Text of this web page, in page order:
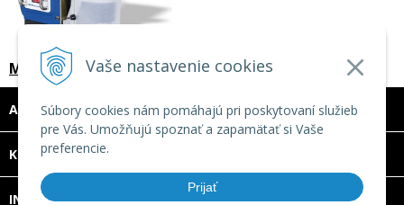
Vaše nastavenie cookies
Súbory cookies nám pomáhajú pri poskytovaní služieb
pre Vás. Umožňujú spoznať a zapamätať si Vaše
preferencie.
Prijať
Magnetická vŕtačka Metallkraft MB 351
ADRESA
KONTAKT
INFO
DOVOLENKA 3. - 7. augusta 2026
Predajňa bude ZATVORENÁ a vytvorené